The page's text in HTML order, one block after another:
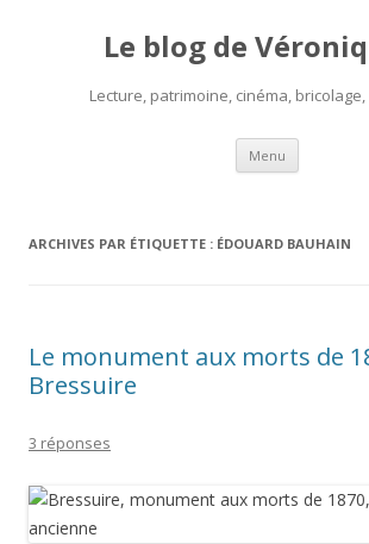
Le blog de
Lecture, patrimoine, cinéma,
Menu Aller
contenu
ARCHIVES PAR ÉTIQUETTE : ÉDOUARD BAUHAIN
Le monument aux morts de
Bressuire
3 réponses